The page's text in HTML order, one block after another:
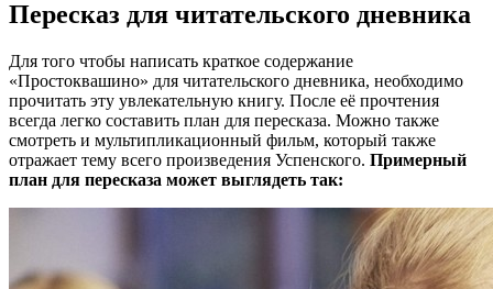
Пересказ для читательского дневника
Для того чтобы написать краткое содержание
«Простоквашино» для читательского дневника, необходимо
прочитать эту увлекательную книгу. После её прочтения
всегда легко составить план для пересказа. Можно также
смотреть и мультипликационный фильм, который также
отражает тему всего произведения Успенского. Примерный
план для пересказа может выглядеть так: